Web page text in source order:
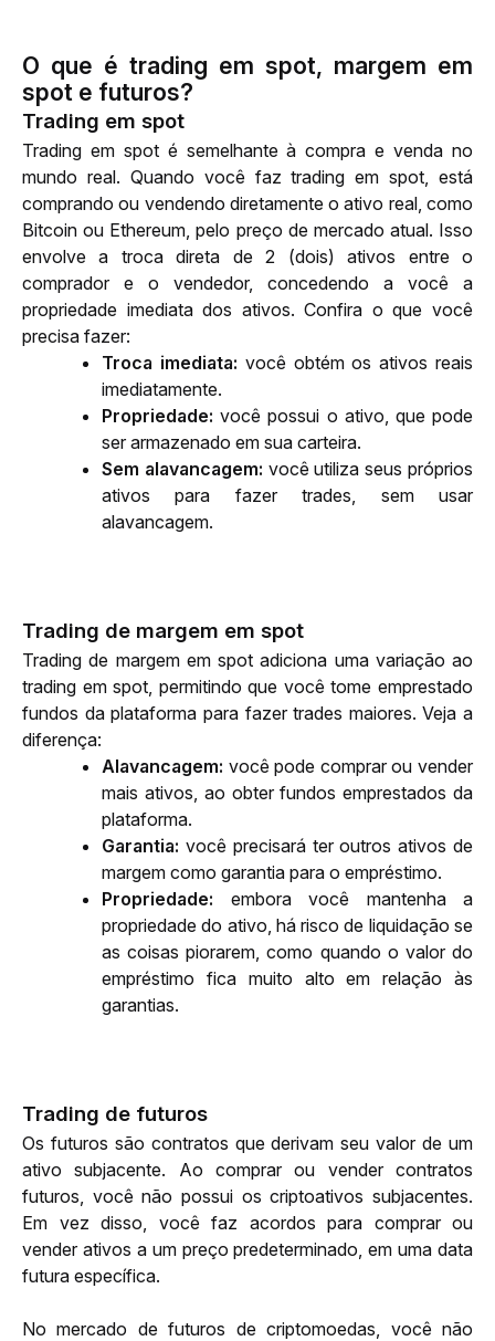
O que é trading em spot, margem em
spot e futuros?
Trading em spot
Trading em spot é semelhante à compra e venda no
mundo real. Quando você faz trading em spot, está
comprando ou vendendo diretamente o ativo real, como
Bitcoin ou Ethereum, pelo preço de mercado atual. Isso
envolve a troca direta de 2 (dois) ativos entre o
comprador e o vendedor, concedendo a você a
propriedade imediata dos ativos. Confira o que você
precisa fazer:
Troca imediata: você obtém os ativos reais
imediatamente.
Propriedade: você possui o ativo, que pode
ser armazenado em sua carteira.
Sem alavancagem: você utiliza seus próprios
ativos para fazer trades, sem usar
alavancagem.
Trading de margem em spot
Trading de margem em spot adiciona uma variação ao
trading em spot, permitindo que você tome emprestado
fundos da plataforma para fazer trades maiores. Veja a
diferença:
Alavancagem: você pode comprar ou vender
mais ativos, ao obter fundos emprestados da
plataforma.
Garantia: você precisará ter outros ativos de
margem como garantia para o empréstimo.
Propriedade: embora você mantenha a
propriedade do ativo, há risco de liquidação se
as coisas piorarem, como quando o valor do
empréstimo fica muito alto em relação às
garantias.
Trading de futuros
Os futuros são contratos que derivam seu valor de um
ativo subjacente. Ao comprar ou vender contratos
futuros, você não possui os criptoativos subjacentes.
Em vez disso, você faz acordos para comprar ou
vender ativos a um preço predeterminado, em uma data
futura específica.
No mercado de futuros de criptomoedas, você não